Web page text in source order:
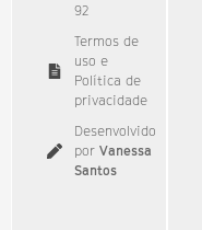
92​
Termos de
uso e
Política de
privacidade
Desenvolvido
por Vanessa
Santos